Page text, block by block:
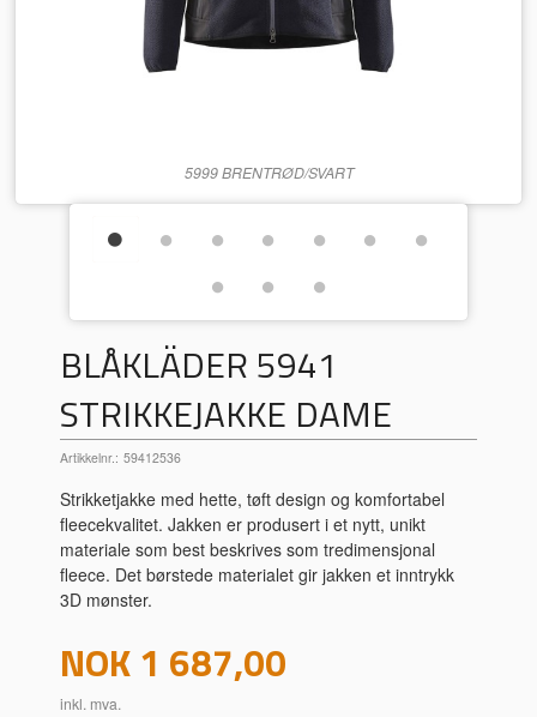
5999 BRENTRØD/SVART
BLÅKLÄDER 5941
STRIKKEJAKKE DAME
Artikkelnr.: 59412536
Strikketjakke med hette, tøft design og komfortabel
fleecekvalitet. Jakken er produsert i et nytt, unikt
materiale som best beskrives som tredimensjonal
fleece. Det børstede materialet gir jakken et inntrykk
3D mønster.
Pris
NOK1 687,00
inkl. mva.